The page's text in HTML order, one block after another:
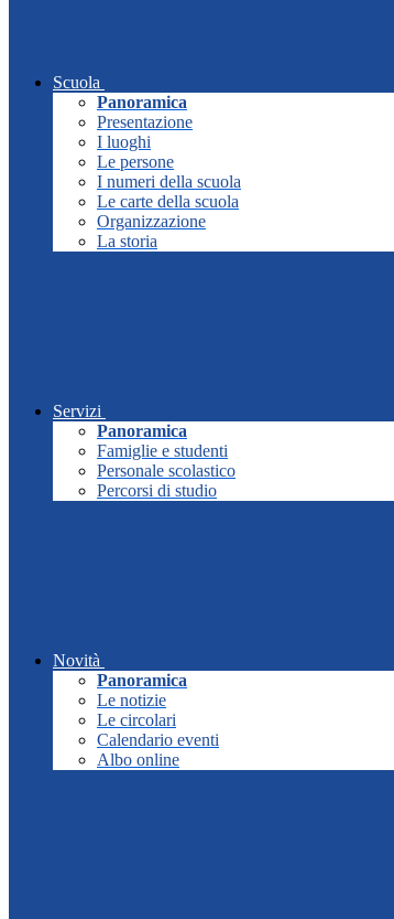
Scuola
Panoramica
Presentazione
I luoghi
Le persone
I numeri della scuola
Le carte della scuola
Organizzazione
La storia
Servizi
Panoramica
Famiglie e studenti
Personale scolastico
Percorsi di studio
Novità
Panoramica
Le notizie
Le circolari
Calendario eventi
Albo online